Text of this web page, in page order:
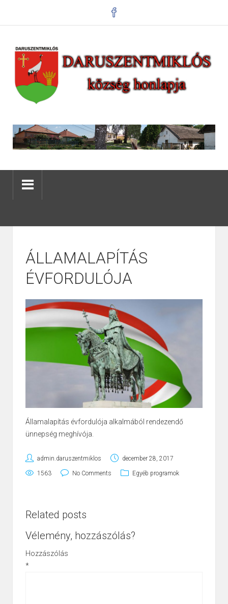
ÁLLAMALAPÍTÁS
ÉVFORDULÓJA
Államalapítás évfordulója alkalmából rendezendő
ünnepség meghívója.
admin.daruszentmiklos december 28, 2017
1563 No Comments Egyéb programok
Related posts
Vélemény, hozzászólás?
Hozzászólás
*